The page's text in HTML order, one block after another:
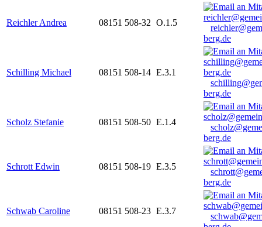
Reichler Andrea 08151 508-32 O.1.5
berg.de
Schilling Michael 08151 508-14 E.3.1
berg.de
Scholz Stefanie 08151 508-50 E.1.4
berg.de
Schrott Edwin 08151 508-19 E.3.5
berg.de
Schwab Caroline 08151 508-23 E.3.7